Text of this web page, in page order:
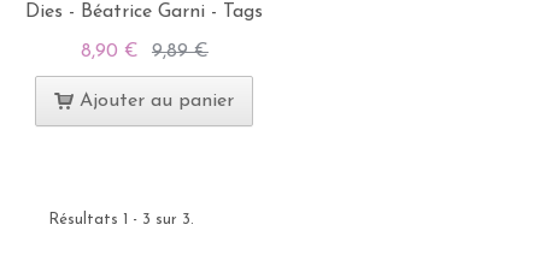
Dies - Béatrice Garni - Tags
8,90 € 9,89 €
Ajouter au panier
Résultats 1 - 3 sur 3.